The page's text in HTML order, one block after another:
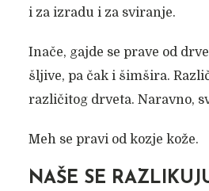
i za izradu i za sviranje.
Inače, gajde se prave od
šljive, pa čak i šimšira.
različitog drveta. Naravno,
Meh se pravi od kozje kože.
NAŠE SE